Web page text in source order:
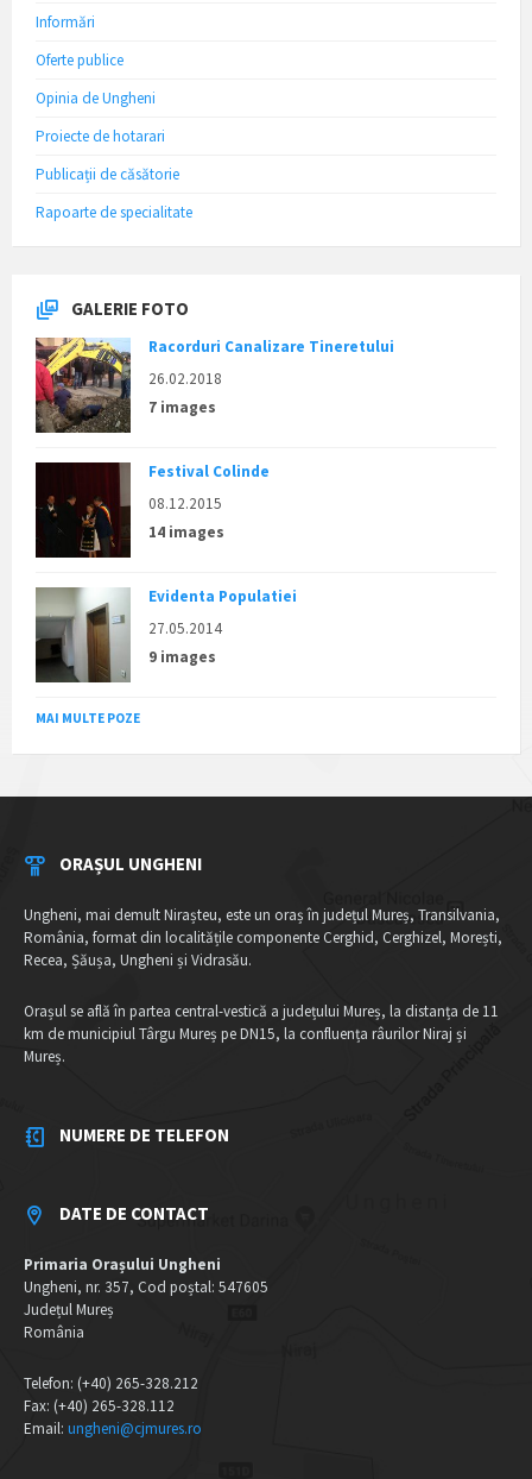
Informări
Oferte publice
Opinia de Ungheni
Proiecte de hotarari
Publicații de căsătorie
Rapoarte de specialitate
GALERIE FOTO
Racorduri Canalizare Tineretului
26.02.2018
7 images
Festival Colinde
08.12.2015
14 images
Evidenta Populatiei
27.05.2014
9 images
MAI MULTE POZE
ORAȘUL UNGHENI
Ungheni, mai demult Nirașteu, este un oraș în județul Mureș, Transilvania,
România, format din localitățile componente Cerghid, Cerghizel, Morești,
Recea, Șăușa, Ungheni și Vidrasău.
Orașul se află în partea central-vestică a județului Mureș, la distanța de 11
km de municipiul Târgu Mureș pe DN15, la confluența râurilor Niraj și
Mureș.
NUMERE DE TELEFON
DATE DE CONTACT
Primaria Orașului Ungheni
Ungheni, nr. 357, Cod poștal: 547605
Județul Mureș
România
Telefon: (+40) 265-328.212
Fax: (+40) 265-328.112
Email: ungheni@cjmures.ro